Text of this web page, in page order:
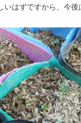
いはずですから、今